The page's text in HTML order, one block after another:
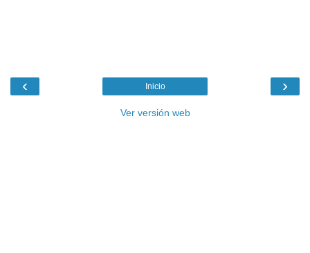
‹ ›
Inicio
Ver versión web